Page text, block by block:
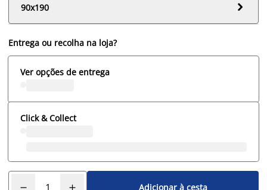
90x190

Entrega ou recolha na loja?
Ver opções de entrega
Click & Collect
Adicionar à cesta